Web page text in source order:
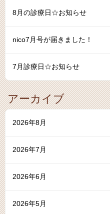
8月の診療日☆お知らせ
nico7月号が届きました！
7月診療日☆お知らせ
アーカイブ
2026年8月
2026年7月
2026年6月
2026年5月